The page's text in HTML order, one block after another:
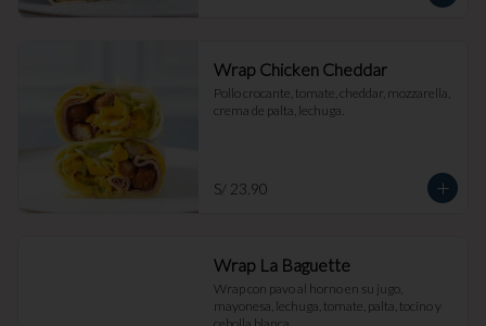
Wrap Chicken Cheddar
Pollo crocante, tomate, cheddar, mozzarella,
crema de palta, lechuga.
S/ 23.90
Wrap La Baguette
Wrap con pavo al horno en su jugo,
mayonesa, lechuga, tomate, palta, tocino y